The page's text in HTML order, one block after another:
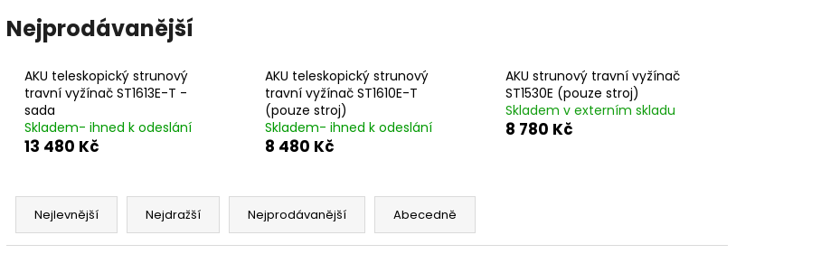
Nejprodávanější
AKU teleskopický strunový
travní vyžínač ST1613E-T -
sada
Skladem- ihned k odeslání
13 480 Kč
AKU teleskopický strunový
travní vyžínač ST1610E-T
(pouze stroj)
Skladem- ihned k odeslání
8 480 Kč
AKU strunový travní vyžínač
ST1530E (pouze stroj)
Skladem v externím skladu
8 780 Kč
Ř
z
Nejlevnější Nejdražší Nejprodávanější Abecedně